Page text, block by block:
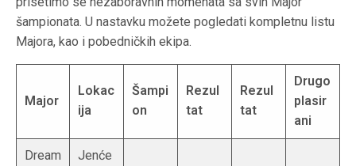
šampionata. U nastavku možete pogledati kompletnu listu
Majora, kao i pobedničkih ekipa.
Major
Lokac
ija
Šampi
on
Rezul
tat
Rezul
tat
Drugo
plasir
ani
Dream
Jenće